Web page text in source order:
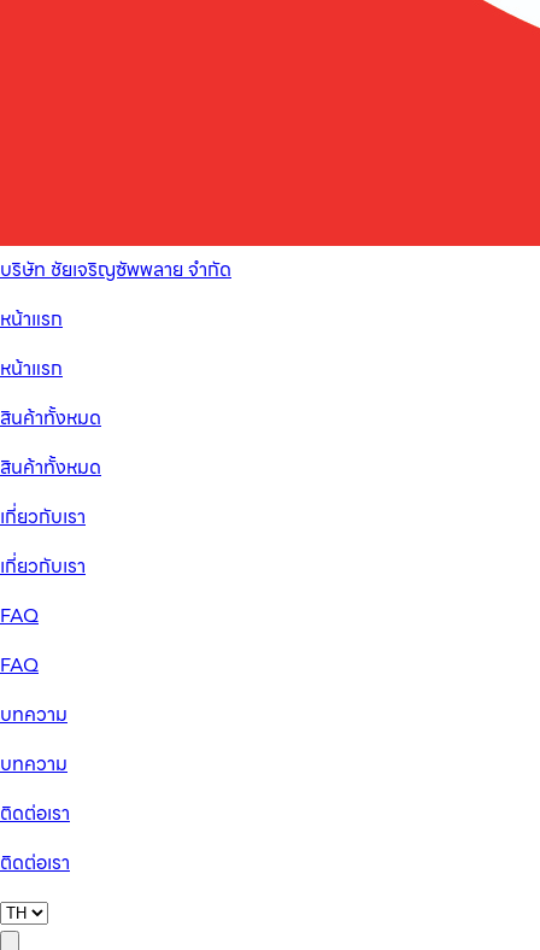
บริษัท ชัยเจริญซัพพลาย จำกัด
หน้าแรก
หน้าแรก
สินค้าทั้งหมด
สินค้าทั้งหมด
เกี่ยวกับเรา
เกี่ยวกับเรา
FAQ
FAQ
บทความ
บทความ
ติดต่อเรา
ติดต่อเรา